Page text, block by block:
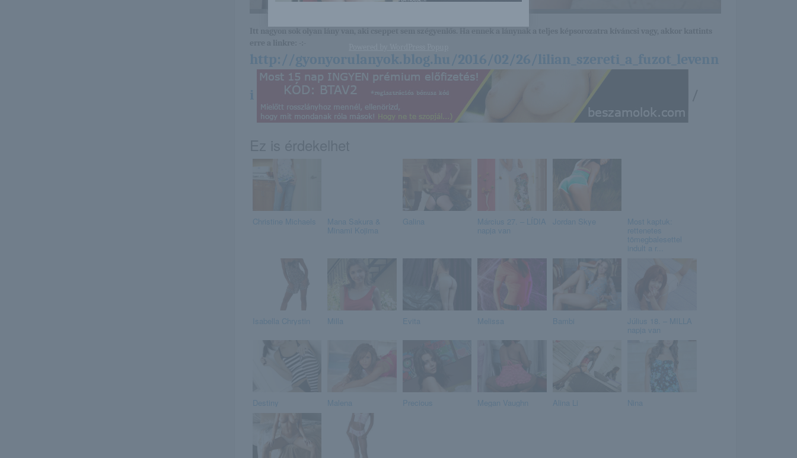
http://gyonyorulanyok.blog.hu/2016/02/26/lilian_szereti_a_fuzot_levenn
i
Christine Michaels Mana Sakura &
Minami Kojima
Galina Március 27. – LÍDIA
napja van
Jordan Skye Most kaptuk:
rettenetes
tömegbalesettel
indult a r...
Isabella Chrystin Milla Evita Melissa Bambi Július 18. – MILLA
napja van
Destiny Malena Precious Megan Vaughn Alina Li Nina